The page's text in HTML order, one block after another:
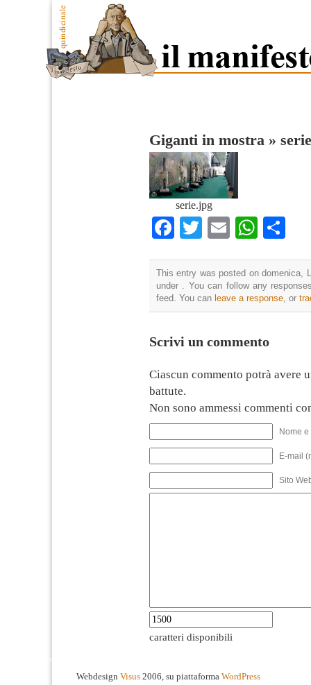
Giganti in mostra » serie
serie.jpg
Facebook
Twitter
Email
This entry was posted on domenica,
under . You can follow any
feed. You can leave a response , or
Scrivi un commento
Ciascun commento potrà avere
battute.
Non sono ammessi commenti
Nome
E-mail
Sito
caratteri disponibili
Webdesign Visus 2006, su piattaforma WordPress